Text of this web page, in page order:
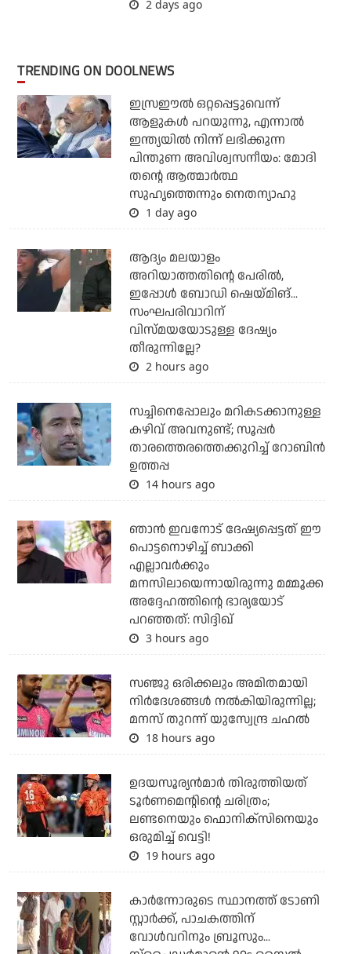
2 days ago
TRENDING ON DOOLNEWS
ഇസ്രഈല്‍ ഒറ്റപ്പെട്ടുവെന്ന്
ആളുകള്‍ പറയുന്നു, എന്നാല്‍
ഇന്ത്യയില്‍ നിന്ന് ലഭിക്കുന്ന
പിന്തുണ അവിശ്വസനീയം: മോദി
തന്റെ ആത്മാര്‍ത്ഥ
സുഹൃത്തെന്നും നെതന്യാഹു
1 day ago
ആദ്യം മലയാളം
അറിയാത്തതിന്റെ പേരില്‍,
ഇപ്പോള്‍ ബോഡി ഷെയ്മിങ്...
സംഘപരിവാറിന്
വിസ്മയയോടുള്ള ദേഷ്യം
തീരുന്നില്ലേ?
2 hours ago
സച്ചിനെപ്പോലും മറികടക്കാനുള്ള
കഴിവ് അവനുണ്ട്; സൂപ്പര്‍
താരത്തെരത്തെക്കുറിച്ച് റോബിന്‍
ഉത്തപ്പ
14 hours ago
ഞാന്‍ ഇവനോട് ദേഷ്യപ്പെട്ടത് ഈ
പൊട്ടനൊഴിച്ച് ബാക്കി
എല്ലാവര്‍ക്കും
മനസിലായെന്നായിരുന്നു മമ്മൂക്ക
അദ്ദേഹത്തിന്റെ ഭാര്യയോട്
പറഞ്ഞത്: സിദ്ദിഖ്
3 hours ago
സഞ്ജു ഒരിക്കലും അമിതമായി
നിര്‍ദേശങ്ങള്‍ നല്‍കിയിരുന്നില്ല;
മനസ് തുറന്ന് യുസ്വേന്ദ്ര ചഹല്‍
18 hours ago
ഉദയസൂര്യന്‍മാര്‍ തിരുത്തിയത്
ടൂര്‍ണമെന്റിന്റെ ചരിത്രം;
ലണ്ടനെയും ഫൊനിക്‌സിനെയും
ഒരുമിച്ച് വെട്ടി!
19 hours ago
കാര്‍ന്നോരുടെ സ്ഥാനത്ത് ടോണി
സ്റ്റാര്‍ക്ക്, പാചകത്തിന്
വോള്‍വറിനും ബ്രൂസും...